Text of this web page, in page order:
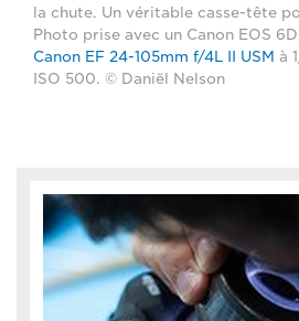
la chute. Un véritable casse-tête
Photo prise avec un Canon EOS
Canon EF 24-105mm f/4L II USM à
ISO 500. © Daniël Nelson